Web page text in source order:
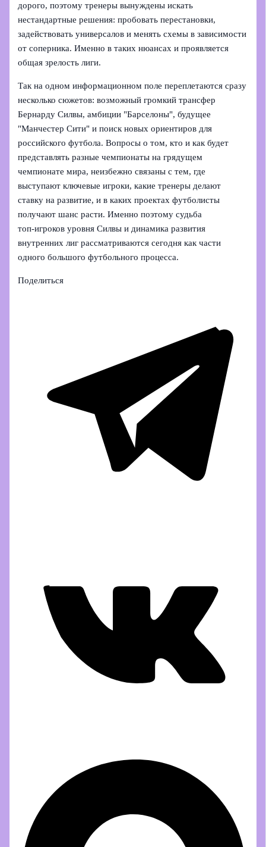
дорого, поэтому тренеры вынуждены искать
нестандартные решения: пробовать перестановки,
задействовать универсалов и менять схемы в зависимости
от соперника. Именно в таких нюансах и проявляется
общая зрелость лиги.
Так на одном информационном поле переплетаются сразу
несколько сюжетов: возможный громкий трансфер
Бернарду Силвы, амбиции "Барселоны", будущее
"Манчестер Сити" и поиск новых ориентиров для
российского футбола. Вопросы о том, кто и как будет
представлять разные чемпионаты на грядущем
чемпионате мира, неизбежно связаны с тем, где
выступают ключевые игроки, какие тренеры делают
ставку на развитие, и в каких проектах футболисты
получают шанс расти. Именно поэтому судьба
топ‑игроков уровня Силвы и динамика развития
внутренних лиг рассматриваются сегодня как части
одного большого футбольного процесса.
Поделиться